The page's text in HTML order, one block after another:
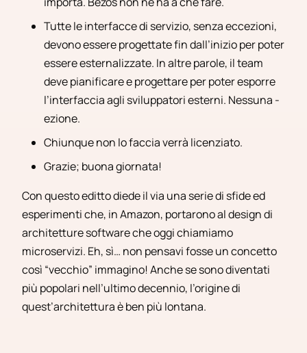
Tutte le interfacce di servizio, senza eccezioni,
devono essere progettate fin dall’inizio per poter
essere esternalizzate. In altre parole, il team
deve pianificare e progettare per poter esporre
l’interfaccia agli sviluppatori esterni. Nessuna -
ezione.
Chiunque non lo faccia verrà licenziato.
Grazie; buona giornata!
Con questo editto diede il via una serie di sfide ed
esperimenti che, in Amazon, portarono al design di
architetture software che oggi chiamiamo
microservizi. Eh, sì… non pensavi fosse un concetto
così “vecchio” immagino! Anche se sono diventati
più popolari nell’ultimo decennio, l’origine di
quest’architettura è ben più lontana.